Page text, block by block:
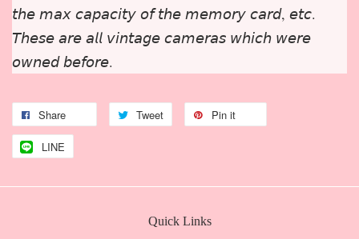
𝘵𝘩𝘦 𝘮𝘢𝘹 𝘤𝘢𝘱𝘢𝘤𝘪𝘵𝘺 𝘰𝘧 𝘵𝘩𝘦 𝘮𝘦𝘮𝘰𝘳𝘺 𝘤𝘢𝘳𝘥, 𝘦𝘵𝘤.
𝘛𝘩𝘦𝘴𝘦 𝘢𝘳𝘦 𝘢𝘭𝘭 𝘷𝘪𝘯𝘵𝘢𝘨𝘦 𝘤𝘢𝘮𝘦𝘳𝘢𝘴 𝘸𝘩𝘪𝘤𝘩 𝘸𝘦𝘳𝘦
𝘰𝘸𝘯𝘦𝘥 𝘣𝘦𝘧𝘰𝘳𝘦.
Share Tweet Pin it
LINE
Quick Links